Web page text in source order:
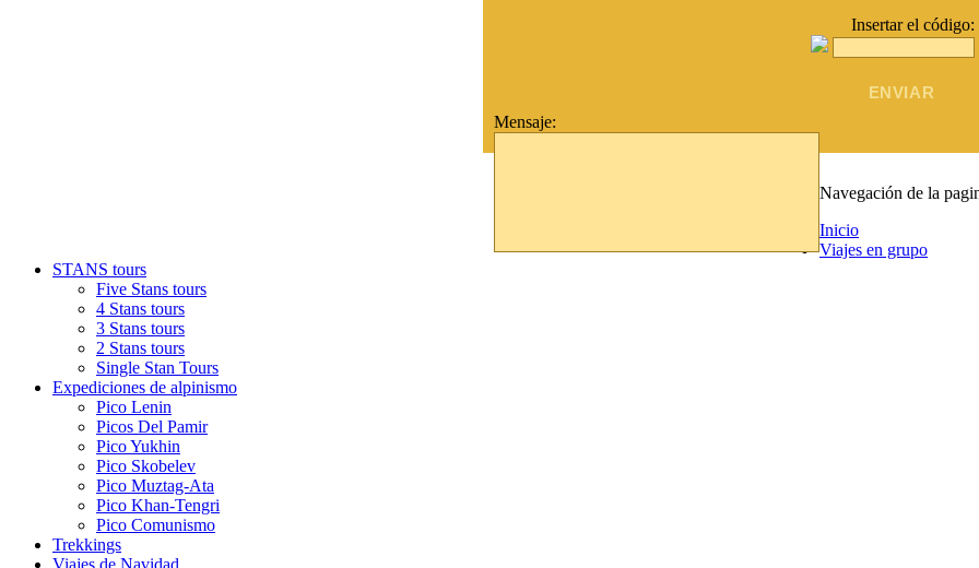
Insertar el código:
Mensaje:
Navegación de la
Inicio
Viajes en grupo
STANS tours
Five Stans tours
4 Stans tours
3 Stans tours
2 Stans tours
Single Stan Tours
Expediciones de alpinismo
Pico Lenin
Picos Del Pamir
Pico Yukhin
Pico Skobelev
Pico Muztag-Ata
Pico Khan-Tengri
Pico Comunismo
Trekkings
Viajes de Navidad